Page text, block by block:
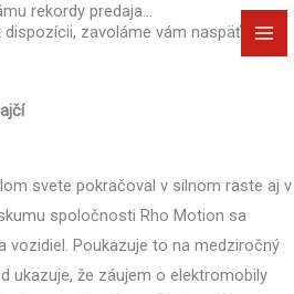
rekordy predaja…
zavoláme vám naspäť!
svete pokračoval v silnom raste aj v
spoločnosti Rho Motion sa
vozidiel. Poukazuje to na medziročný
ukazuje, že záujem o elektromobily